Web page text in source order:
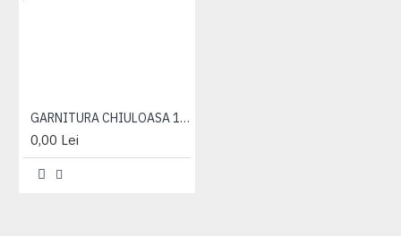
GARNITURA CHIULOASA 1523-2022.4 (719-73-08)
0,00 Lei